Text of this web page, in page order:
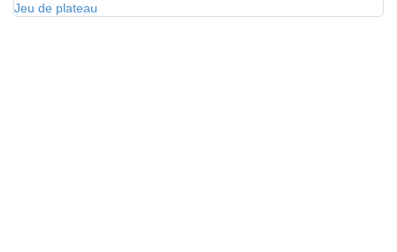
Jeu de plateau